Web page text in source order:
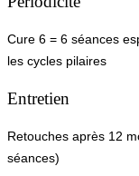
Cure 6 = 6 séances
les cycles pilaires
Entretien
Retouches après 12
séances)